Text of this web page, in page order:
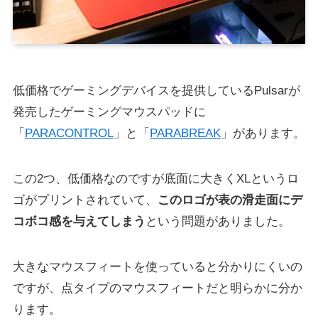
低価格でゲーミングデバイスを提供しているPulsarが
発売したゲーミングマウスパッドに
「 PARACONTROL」と「 PARABREAK」があります。
この2つ、低価格なのですが底面に大きくXLというロ
ゴがプリントされていて、
このロゴが表の滑走面にデ
コボコ感を与えてしまう という問題がありました。
大きなマウスフィートを使っていると分かりにくいの
ですが、点タイプのマウスフィートだと明らかに分か
ります。